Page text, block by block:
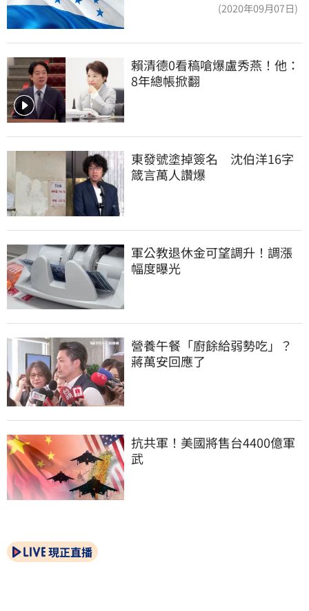
(2020年09月07日)
賴清德0看稿嗆爆盧秀燕！他：
8年總帳掀翻
東發號塗掉簽名　沈伯洋16字
箴言萬人讚爆
軍公教退休金可望調升！調漲
幅度曝光
營養午餐「廚餘給弱勢吃」？
蔣萬安回應了
抗共軍！美國將售台4400億軍
武
現正直播